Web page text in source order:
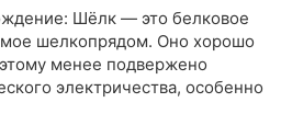
Шёлк — это белковое
шелкопрядом. Оно хорошо
менее подвержено
электричества, особенно